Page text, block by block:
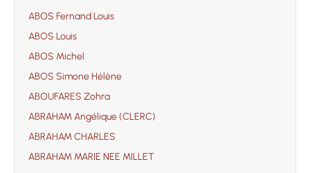
ABOS Fernand Louis
ABOS Louis
ABOS Michel
ABOS Simone Hélène
ABOUFARES Zohra
ABRAHAM Angélique (CLERC)
ABRAHAM CHARLES
ABRAHAM MARIE NEE MILLET